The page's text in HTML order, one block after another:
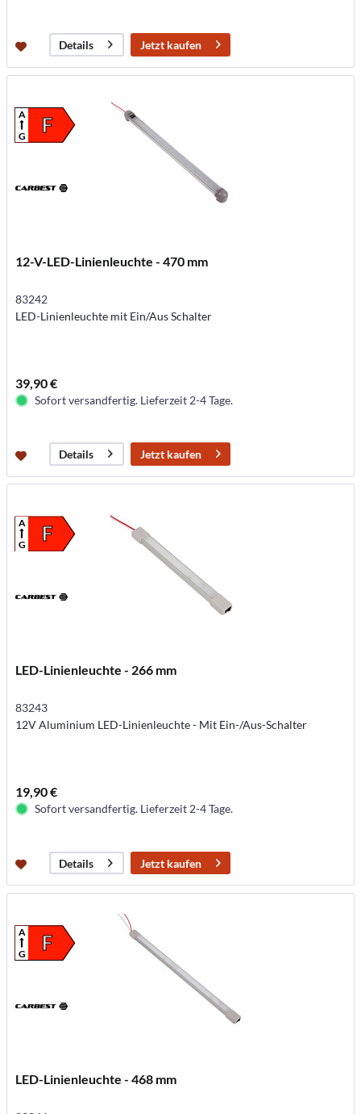
Details Jetzt kaufen
F
A
G
12-V-LED-Linienleuchte - 470 mm
83242
LED-Linienleuchte mit Ein/Aus Schalter
39,90 €
Sofort versandfertig. Lieferzeit 2-4 Tage.
Details Jetzt kaufen
F
A
G
LED-Linienleuchte - 266 mm
83243
12V Aluminium LED-Linienleuchte - Mit Ein-/Aus-Schalter
19,90 €
Sofort versandfertig. Lieferzeit 2-4 Tage.
Details Jetzt kaufen
F
A
G
LED-Linienleuchte - 468 mm